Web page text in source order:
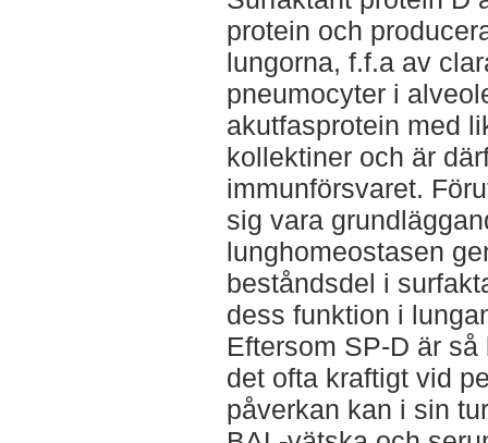
protein och
lungorna, f.f.a av
pneumocyter i
akutfasprotein med
kollektiner och är
immunförsvaret.
sig vara
lunghomeostasen
beståndsdel i
dess funktion i
Eftersom SP-D är
det ofta kraftigt vid
påverkan kan i sin